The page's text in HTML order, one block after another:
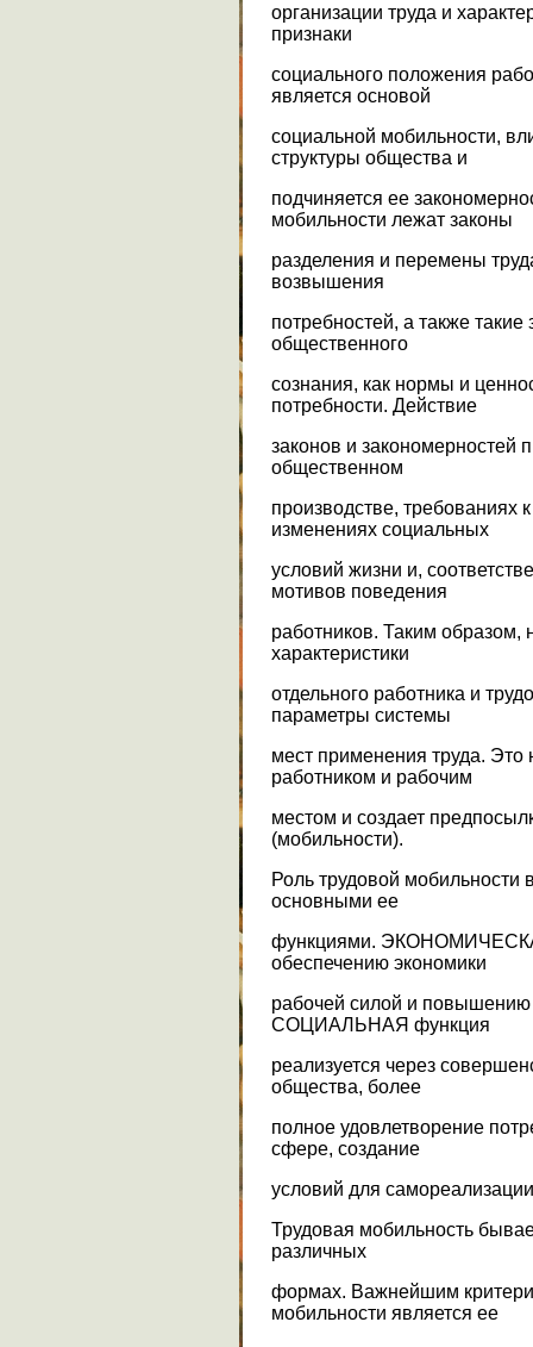
организации труда и
признаки
социального положения
является основой
социальной мобильности,
структуры общества и
подчиняется ее
мобильности лежат законы
разделения и перемены
возвышения
потребностей, а также
общественного
сознания, как нормы и
потребности. Действие
законов и закономерностей
общественном
производстве, требованиях
изменениях социальных
условий жизни и,
мотивов поведения
работников. Таким
характеристики
отдельного работника и
параметры системы
мест применения труда. Это
работником и рабочим
местом и создает
(мобильности).
Роль трудовой
основными ее
функциями.
обеспечению экономики
рабочей силой и повышению
СОЦИАЛЬНАЯ функция
реализуется через
общества, более
полное удовлетворение
сфере, создание
условий для
Трудовая мобильность
различных
формах. Важнейшим
мобильности является ее